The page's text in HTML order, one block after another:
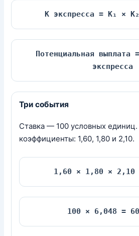
K экспресса = K₁ ×
Потенциальная выплата
экспресса
Три события
Ставка — 100 условных
коэффициенты: 1,60, 1,80 и 2,10.
1,60 × 1,80 × 2,10
100 × 6,048 =